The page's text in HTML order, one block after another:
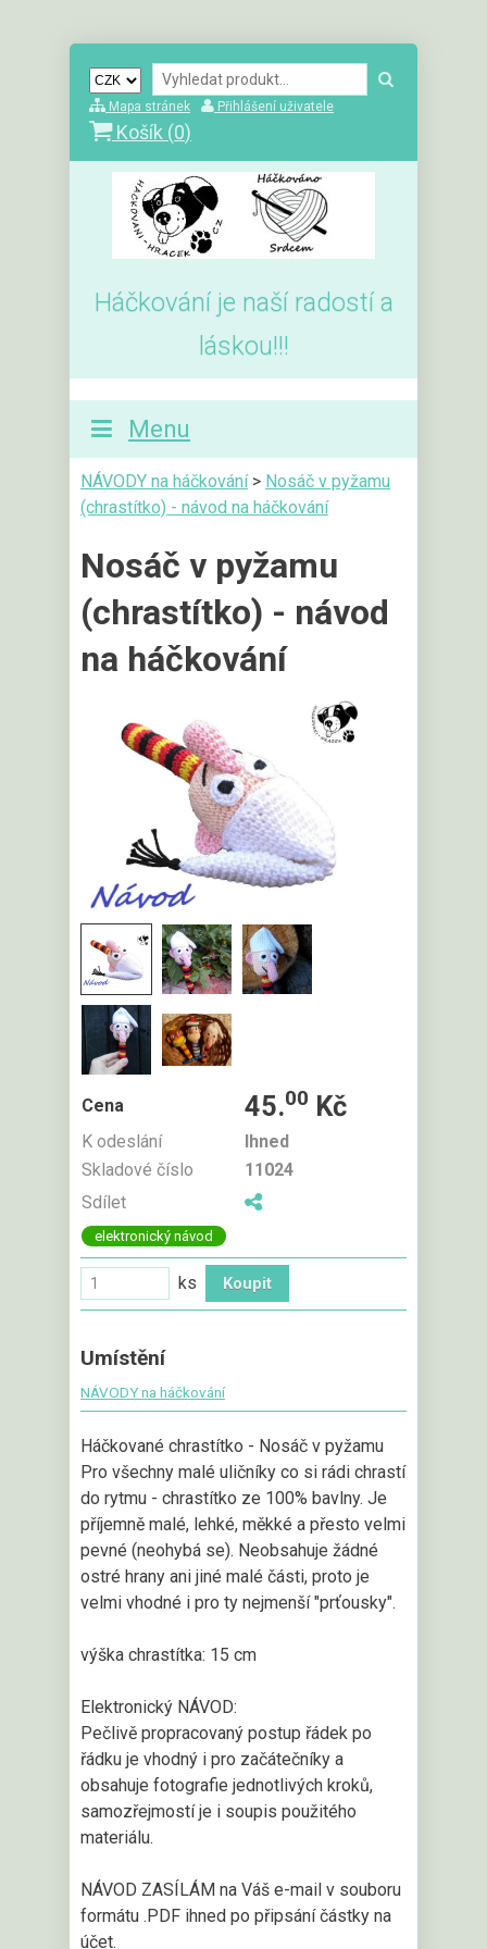
Mapa stránek Přihlášení uživatele
Košík (0)
Háčkování je naší radostí a
láskou!!!
Menu
NÁVODY na háčkování > Nosáč v pyžamu
(chrastítko) - návod na háčkování
Nosáč v pyžamu
(chrastítko) - návod
na háčkování
Cena 45.00 Kč
K odeslání
Ihned
Skladové číslo
11024
Sdílet
elektronický návod
ks
Umístění
NÁVODY na háčkování
Háčkované chrastítko - Nosáč v pyžamu
Pro všechny malé uličníky co si rádi chrastí
do rytmu - chrastítko ze 100% bavlny. Je
příjemně malé, lehké, měkké a přesto velmi
pevné (neohybá se). Neobsahuje žádné
ostré hrany ani jiné malé části, proto je
velmi vhodné i pro ty nejmenší "prťousky".
výška chrastítka: 15 cm
Elektronický NÁVOD:
Pečlivě propracovaný postup řádek po
řádku je vhodný i pro začátečníky a
obsahuje fotografie jednotlivých kroků,
samozřejmostí je i soupis použitého
materiálu.
NÁVOD ZASÍLÁM na Váš e-mail v souboru
formátu .PDF ihned po připsání částky na
účet.